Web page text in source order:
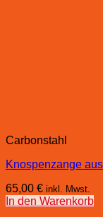
Carbonstahl
Knospenzange
65,00 € inkl. Mwst.
In den Warenkorb